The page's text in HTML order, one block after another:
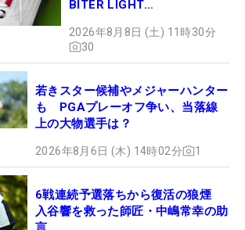
BITER LIGHT
ュー
2026年8月8日 (土) 11時30分
30
若きスター候補やメジャーハンター
も PGAプレーオフ争い、当落線
上の大物選手は？
2026年8月6日 (木) 14時02分 1
6戦連続予選落ちから復活の狼煙
入谷響を救った師匠・中嶋常幸の助